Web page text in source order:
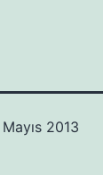
2013